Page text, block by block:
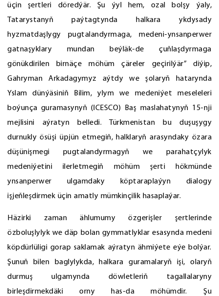
üçin şertleri döredýär. Şu ýyl hem, ozal bolşy ýaly,
Tatarystanyň paýtagtynda halkara ykdysady
hyzmatdaşlygy pugtalandyrmaga, medeni-ynsanperwer
gatnaşyklary mundan beýläk-de çuňlaşdyrmaga
gönükdirilen birnäçe möhüm çäreler geçirilýär” diýip,
Gahryman Arkadagymyz aýtdy we şolaryň hatarynda
Yslam dünýäsiniň Bilim, ylym we medeniýet meseleleri
boýunça guramasynyň (ICESCO) Baş maslahatynyň 15-nji
mejlisini aýratyn belledi. Türkmenistan bu duşuşygy
durnukly ösüşi üpjün etmegiň, halklaryň arasyndaky özara
düşünişmegi pugtalandyrmagyň we parahatçylyk
medeniýetini ilerletmegiň möhüm şerti hökmünde
ynsanperwer ulgamdaky köptaraplaýyn dialogy
işjeňleşdirmek üçin amatly mümkinçilik hasaplaýar.
Häzirki zaman ählumumy özgerişler şertlerinde
özboluşlylyk we däp bolan gymmatlyklar esasynda medeni
köpdürlüligi gorap saklamak aýratyn ähmiýete eýe bolýar.
Şunuň bilen baglylykda, halkara guramalaryň işi, olaryň
durmuş ulgamynda döwletleriň tagallalaryny
birleşdirmekdäki orny has-da möhümdir. Şu